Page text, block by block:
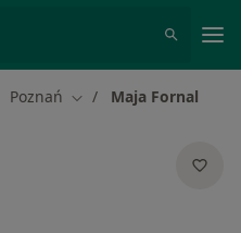
Poznań Zmień miasto
Maja Fornal